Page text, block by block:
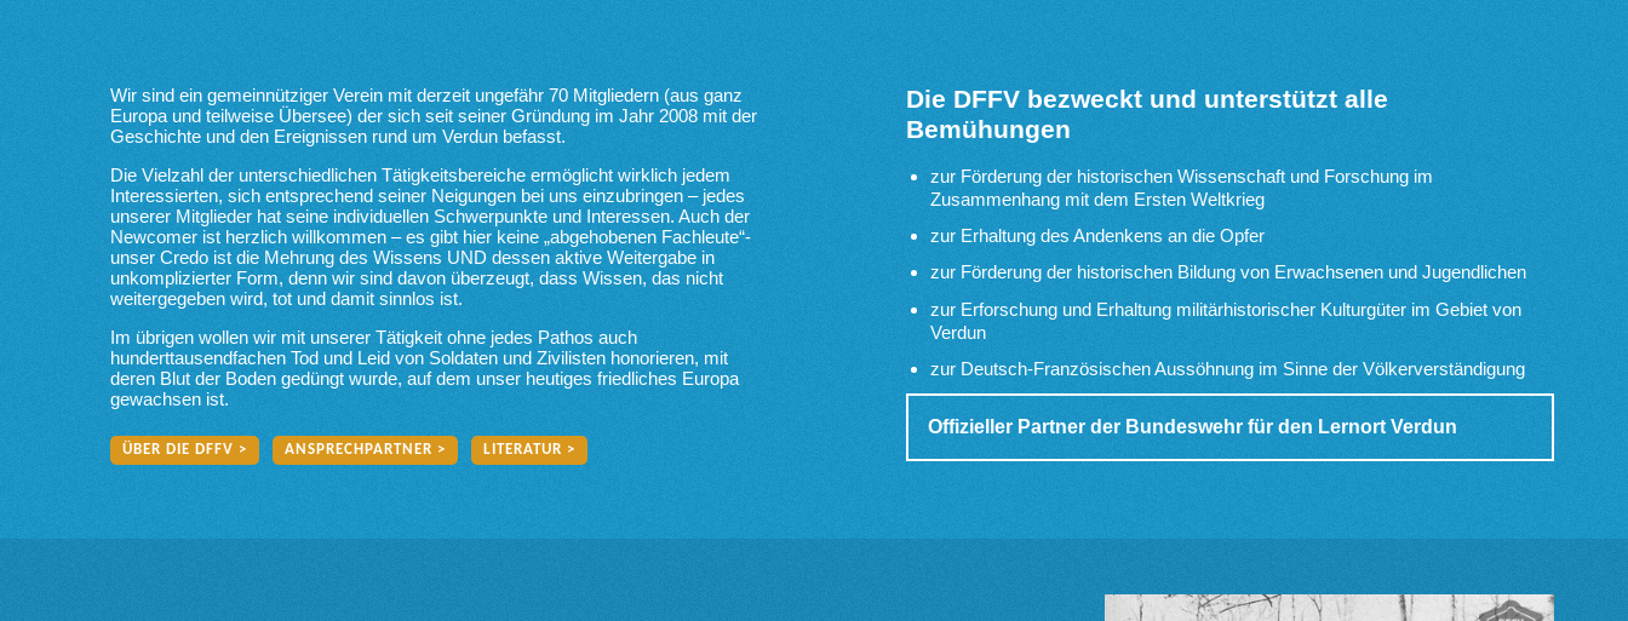
Wir sind ein gemeinnütziger Verein mit derzeit ungefähr 70 Mitgliedern (aus ganz
Europa und teilweise Übersee) der sich seit seiner Gründung im Jahr 2008 mit der
Geschichte und den Ereignissen rund um Verdun befasst.
Die Vielzahl der unterschiedlichen Tätigkeitsbereiche ermöglicht wirklich jedem
Interessierten, sich entsprechend seiner Neigungen bei uns einzubringen – jedes
unserer Mitglieder hat seine individuellen Schwerpunkte und Interessen. Auch der
Newcomer ist herzlich willkommen – es gibt hier keine „abgehobenen Fachleute“-
unser Credo ist die Mehrung des Wissens UND dessen aktive Weitergabe in
unkomplizierter Form, denn wir sind davon überzeugt, dass Wissen, das nicht
weitergegeben wird, tot und damit sinnlos ist.
Im übrigen wollen wir mit unserer Tätigkeit ohne jedes Pathos auch
hunderttausendfachen Tod und Leid von Soldaten und Zivilisten honorieren, mit
deren Blut der Boden gedüngt wurde, auf dem unser heutiges friedliches Europa
gewachsen ist.
ÜBER DIE DFFV > ANSPRECHPARTNER > LITERATUR >
Die DFFV bezweckt und unterstützt alle
Bemühungen
zur Förderung der historischen Wissenschaft und Forschung im
Zusammenhang mit dem Ersten Weltkrieg
zur Erhaltung des Andenkens an die Opfer
zur Förderung der historischen Bildung von Erwachsenen und Jugendlichen
zur Erforschung und Erhaltung militärhistorischer Kulturgüter im Gebiet von
Verdun
zur Deutsch-Französischen Aussöhnung im Sinne der Völkerverständigung
Offizieller Partner der Bundeswehr für den Lernort Verdun